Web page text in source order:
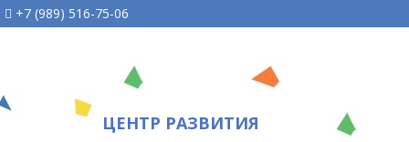
+7 (989) 516-75-06
ЦЕНТР РАЗВИТИЯ